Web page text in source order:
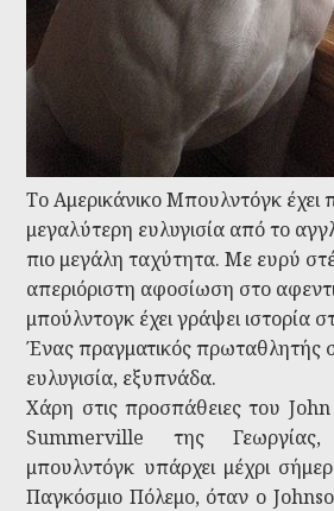
Το Αμερικάνικο Μπουλντόγκ έχει
μεγαλύτερη ευλυγισία από το
πιο μεγάλη ταχύτητα. Με ευρύ
απεριόριστη αφοσίωση στο
μπούλντογκ έχει γράψει ιστορία
Ένας πραγματικός πρωταθλητής
ευλυγισία, εξυπνάδα.
Χάρη στις προσπάθειες του
Summerville της Γεωργίας,
μπουλντόγκ υπάρχει μέχρι
Παγκόσμιο Πόλεμο, όταν ο